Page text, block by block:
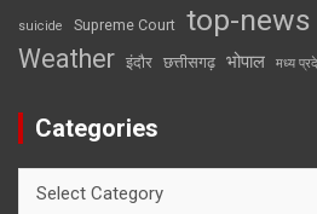
suicide Supreme Court top-news
Weather इंदौर छत्तीसगढ़ भोपाल मध्य
Categories